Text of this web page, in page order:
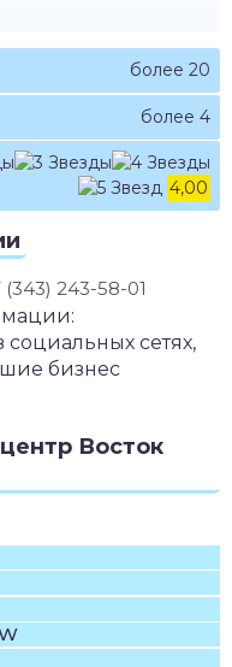
более 20
более 4
4,00
(343) 243-58-01
сетях,
бизнес
Восток